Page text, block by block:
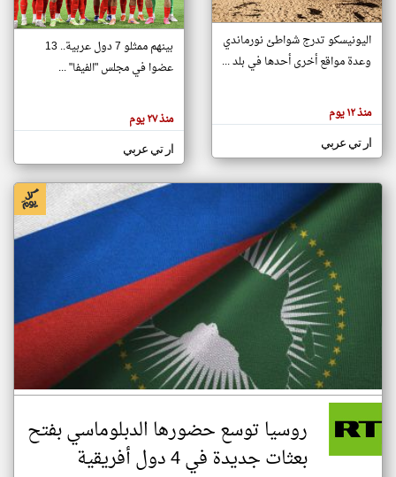
تغيير الدولة
اخبار جزر القمر على مدار الساعة
أهم اخبار جزر القمر العاجلة والمباشرة
هنا عن
وجهة
كاتبيها.
اليونيسكو تدرج شواطئ نورماندي
وعدة مواقع أخرى أحدها في بلد ...
منذ ١٢ يوم
ار تي عربي
بينهم ممثلو 7 دول عربية.. 13
عضوا في مجلس "الفيفا" ...
منذ ٢٧ يوم
ار تي عربي
روسيا توسع حضورها الدبلوماسي بفتح
بعثات جديدة في 4 دول أفريقية
klyoum.com